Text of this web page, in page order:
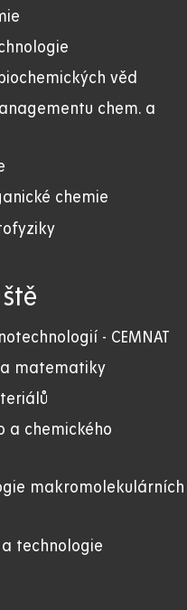
věd
chem. a
chemie
- CEMNAT
matematiky
a chemického
makromolekulárních
technologie